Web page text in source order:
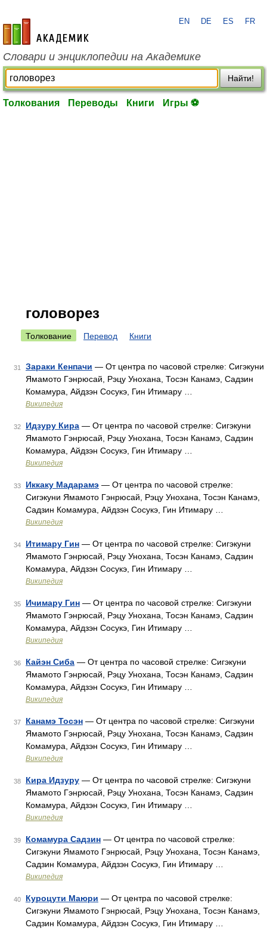
academic.ru
EN DE ES FR
Словари и энциклопедии на Академике
Найти!
Толкования Переводы Книги Игры ⚽
головорез
Толкование Перевод Книги
31 Зараки Кенпачи — От центра по часовой стрелке: Сигэкуни
Ямамото Гэнрюсай, Рэцу Унохана, Тосэн Канамэ, Садзин
Комамура, Айдзэн Сосукэ, Гин Итимару …
Википедия
32 Идзуру Кира — От центра по часовой стрелке: Сигэкуни
Ямамото Гэнрюсай, Рэцу Унохана, Тосэн Канамэ, Садзин
Комамура, Айдзэн Сосукэ, Гин Итимару …
Википедия
33 Иккаку Мадарамэ — От центра по часовой стрелке:
Сигэкуни Ямамото Гэнрюсай, Рэцу Унохана, Тосэн Канамэ,
Садзин Комамура, Айдзэн Сосукэ, Гин Итимару …
Википедия
34 Итимару Гин — От центра по часовой стрелке: Сигэкуни
Ямамото Гэнрюсай, Рэцу Унохана, Тосэн Канамэ, Садзин
Комамура, Айдзэн Сосукэ, Гин Итимару …
Википедия
35 Ичимару Гин — От центра по часовой стрелке: Сигэкуни
Ямамото Гэнрюсай, Рэцу Унохана, Тосэн Канамэ, Садзин
Комамура, Айдзэн Сосукэ, Гин Итимару …
Википедия
36 Кайэн Сиба — От центра по часовой стрелке: Сигэкуни
Ямамото Гэнрюсай, Рэцу Унохана, Тосэн Канамэ, Садзин
Комамура, Айдзэн Сосукэ, Гин Итимару …
Википедия
37 Канамэ Тосэн — От центра по часовой стрелке: Сигэкуни
Ямамото Гэнрюсай, Рэцу Унохана, Тосэн Канамэ, Садзин
Комамура, Айдзэн Сосукэ, Гин Итимару …
Википедия
38 Кира Идзуру — От центра по часовой стрелке: Сигэкуни
Ямамото Гэнрюсай, Рэцу Унохана, Тосэн Канамэ, Садзин
Комамура, Айдзэн Сосукэ, Гин Итимару …
Википедия
39 Комамура Садзин — От центра по часовой стрелке:
Сигэкуни Ямамото Гэнрюсай, Рэцу Унохана, Тосэн Канамэ,
Садзин Комамура, Айдзэн Сосукэ, Гин Итимару …
Википедия
40 Куроцути Маюри — От центра по часовой стрелке:
Сигэкуни Ямамото Гэнрюсай, Рэцу Унохана, Тосэн Канамэ,
Садзин Комамура, Айдзэн Сосукэ, Гин Итимару …